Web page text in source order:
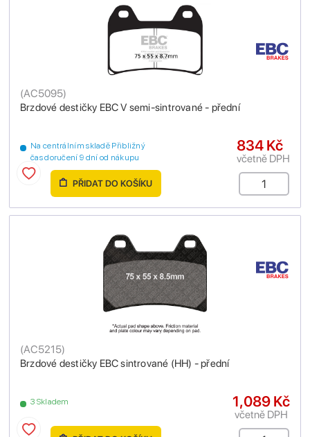
Brzdové destičky EBC V semi-sintrované - přední
(AC5095)
Na centrálním skladě Přibližný
čas doručení 9 dní od nákupu
834 Kč
včetně DPH
PŘIDAT DO KOŠÍKU
Brzdové destičky EBC sintrované (HH) - přední
(AC5215)
3 Skladem 1,089 Kč
včetně DPH